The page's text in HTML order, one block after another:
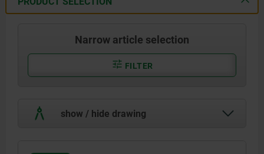
Narrow article selection
FILTER
show / hide drawing